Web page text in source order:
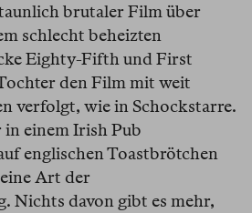
brutaler Film über
schlecht beheizten
Eighty-Fifth und First
den Film mit weit
verfolgt, wie in Schockstarre.
einem Irish Pub
englischen Toastbrötchen
Art der
Nichts davon gibt es mehr,